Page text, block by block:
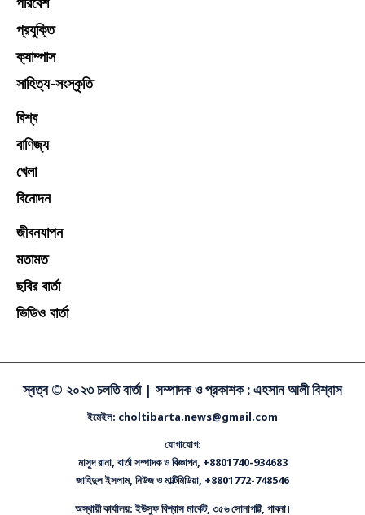
প্রযুক্তি
ক্যাম্পাস
সাহিত্য-সংস্কৃতি
বিশ্ব
বাণিজ্য
খেলা
বিনোদন
জীবনযাপন
মতামত
ছবির বার্তা
ভিডিও বার্তা
স্বত্ব © ২০২৩ চলতি বার্তা | সম্পাদক ও প্রকাশক : এহসান আলী বিশ্বাস
ইমেইল: choltibarta.news@gmail.com
যোগাযোগ:
মাসুদ রানা, বার্তা সম্পাদক ও বিজ্ঞাপন, +8801740-934683
জাহিদুল ইসলাম, নিউজ ও মাল্টিমিডিয়া, +8801772-748546
অস্থায়ী কার্যালয়: ইউসুফ বিশ্বাস মার্কেট, ৩৫৬ সোনাপট্টি, পাবনা।